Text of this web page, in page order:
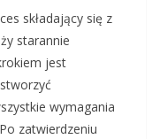
składający się z
starannie
jest
wymagania
zatwierdzeniu